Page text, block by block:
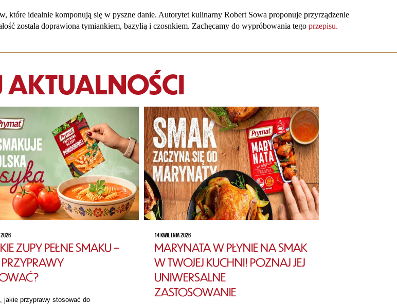
które idealnie komponują się w pyszne danie. Autorytet kulinarny Robert Sowa proponuje przyrządzenie
została doprawiona tymiankiem, bazylią i czosnkiem. Zachęcamy do wypróbowania tego przepisu.
AKTUALNOŚCI
2026
ZUPY PEŁNE SMAKU –
PRZYPRAWY
jakie przyprawy stosować do
14 KWIETNIA 2026
MARYNATA W PŁYNIE NA SMAK
W TWOJEJ KUCHNI! POZNAJ JEJ
UNIWERSALNE
ZASTOSOWANIE